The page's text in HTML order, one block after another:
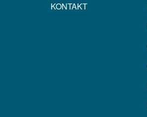
KONTAKT